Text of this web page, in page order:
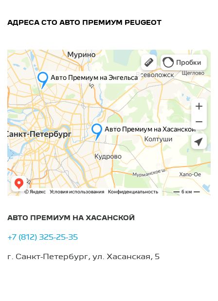
АДРЕСА СТО АВТО ПРЕМИУМ PEUGEOT
АВТО ПРЕМИУМ НА ХАСАНСКОЙ
+7 (812) 325-25-35
г. Санкт-Петербург, ул. Хасанская, 5